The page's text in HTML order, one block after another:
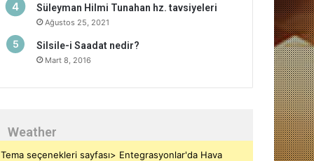
Süleyman Hilmi Tunahan hz. tavsiyeleri
Ağustos 25, 2021
Silsile-i Saadat nedir?
Mart 8, 2016
Weather
Tema seçenekleri sayfası> Entegrasyonlar'da Hava